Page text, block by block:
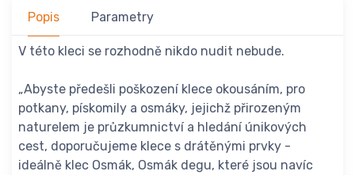
Popis Parametry
V této kleci se rozhodně nikdo nudit nebude.
„Abyste předešli poškození klece okousáním, pro
potkany, pískomily a osmáky, jejichž přirozeným
naturelem je průzkumnictví a hledání únikových
cest, doporučujeme klece s drátěnými prvky -
ideálně klec Osmák, Osmák degu, které jsou navíc